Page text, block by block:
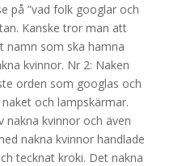
på ”vad folk googlar och
Kanske tror man att
namn som ska hamna
kvinnor. Nr 2: Naken
orden som googlas och
och lampskärmar.
nakna kvinnor och även
nakna kvinnor handlade
tecknat kroki. Det nakna